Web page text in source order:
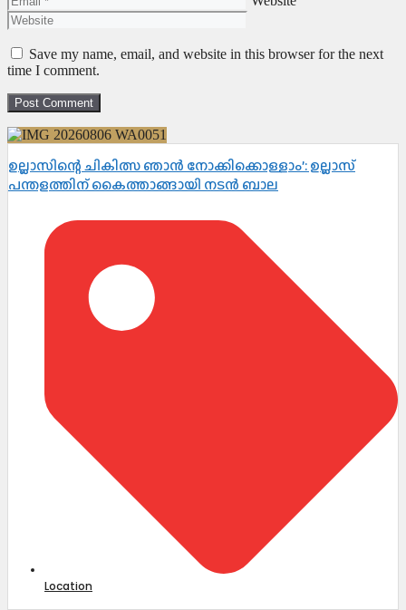
Save my name, email, and website in this browser for the next
time I comment.
ഉല്ലാസിന്റെ ചികിത്സ ഞാൻ നോക്കിക്കൊള്ളാം’: ഉല്ലാസ്
പന്തളത്തിന് കൈത്താങ്ങായി നടൻ ബാല
Location